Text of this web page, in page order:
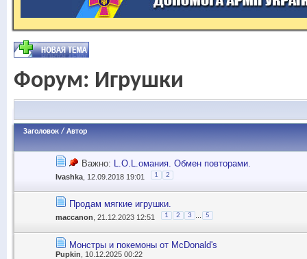
Форум: Игрушки
Заголовок / Автор
Важно: L.O.L.омания. Обмен повторами.
Ivashka , 12.09.2018 19:01 1 2
Продам мягкие игрушки.
maccanon , 21.12.2023 12:51 1 2 3 5
Монстры и покемоны от McDonald's
Pupkin , 10.12.2025 00:22